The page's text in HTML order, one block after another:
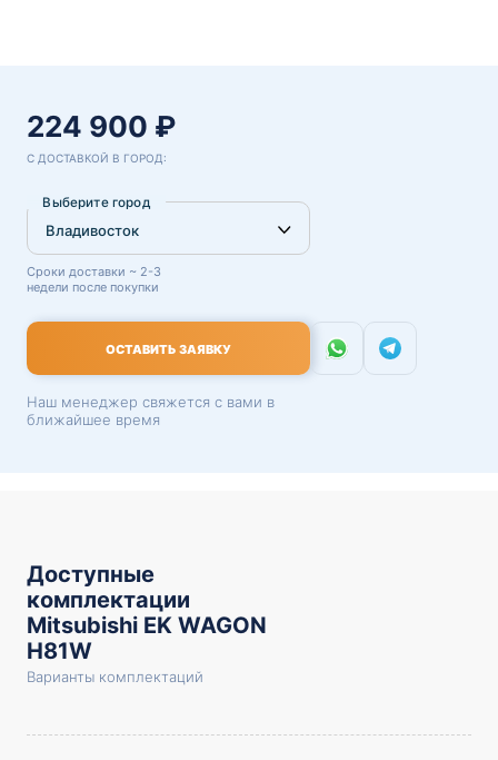
224 900 ₽
С ДОСТАВКОЙ В ГОРОД:
Выберите город
Сроки доставки ~ 2-3
недели после покупки
ОСТАВИТЬ ЗАЯВКУ
Наш менеджер свяжется с вами в
ближайшее время
Доступные
комплектации
Mitsubishi EK WAGON
H81W
Варианты комплектаций